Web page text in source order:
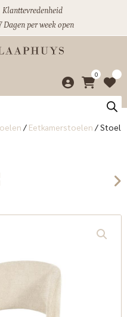
Klanttevredenheid
Dagen per week open
0
/ Eetkamerstoelen /Stoel